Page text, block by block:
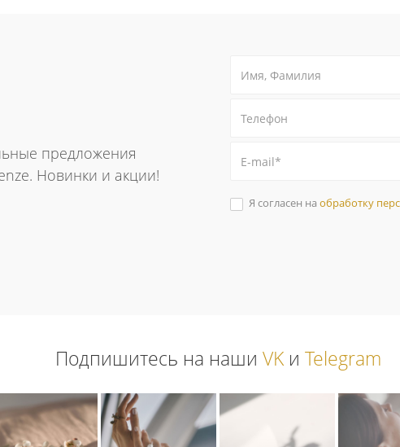
предложения
Новинки и акции!
Я согласен на обработку
Подпишитесь на наши VKи Telegram